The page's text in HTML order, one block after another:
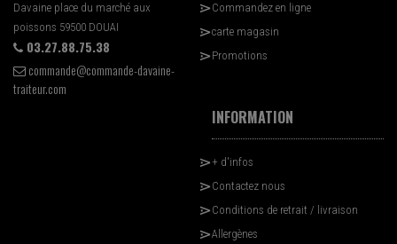
Davaine place du marché aux
poissons 59500 DOUAI
03.27.88.75.38
commande@commande-davaine-
traiteur.com
Commandez en ligne
carte magasin
Promotions
INFORMATION
+ d'infos
Contactez nous
Conditions de retrait / livraison
Allergènes